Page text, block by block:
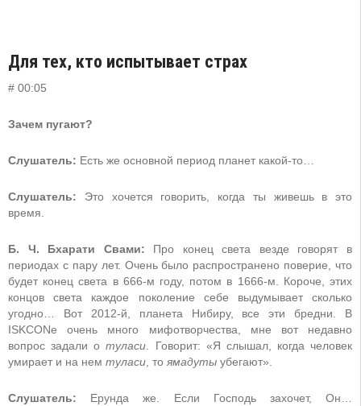
Для тех, кто испытывает страх
# 00:05
Зачем пугают?
Слушатель: Есть же основной период планет какой-то…
Слушатель: Это хочется говорить, когда ты живешь в это
время.
Б. Ч. Бхарати Свами: Про конец света везде говорят в
периодах c пару лет. Очень было распространено поверие, что
будет конец света в 666-м году, потом в 1666-м. Короче, этих
концов света каждое поколение себе выдумывает сколько
угодно… Вот 2012-й, планета Нибиру, все эти бредни. В
ISKCONе очень много мифотворчества, мне вот недавно
вопрос задали отуласи . Говорит: «Я слышал, когда человек
умирает и на нем туласи , то ямадуты убегают».
Слушатель: Ерунда же. Если Господь захочет, Он…